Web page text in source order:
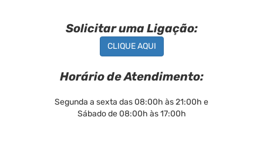
Solicitar uma Ligação:
CLIQUE AQUI
Horário de Atendimento:
Segunda a sexta das 08:00h às 21:00h e
Sábado de 08:00h às 17:00h